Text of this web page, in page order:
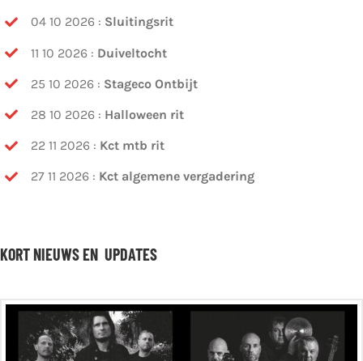
04 10 2026 : Sluitingsrit
11 10 2026 : Duiveltocht
25 10 2026 : Stageco Ontbijt
28 10 2026 : Halloween rit
22 11 2026 : Kct mtb rit
27 11 2026 : Kct algemene vergadering
KORT NIEUWS EN UPDATES